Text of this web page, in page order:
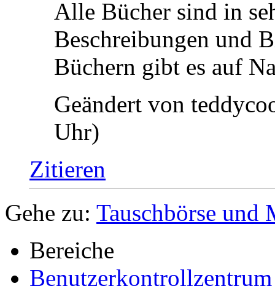
Wer Interesse hat,
Preise sind auch
Alle Bücher sind in
Beschreibungen und
Büchern gibt es auf
Geändert von
Uhr)